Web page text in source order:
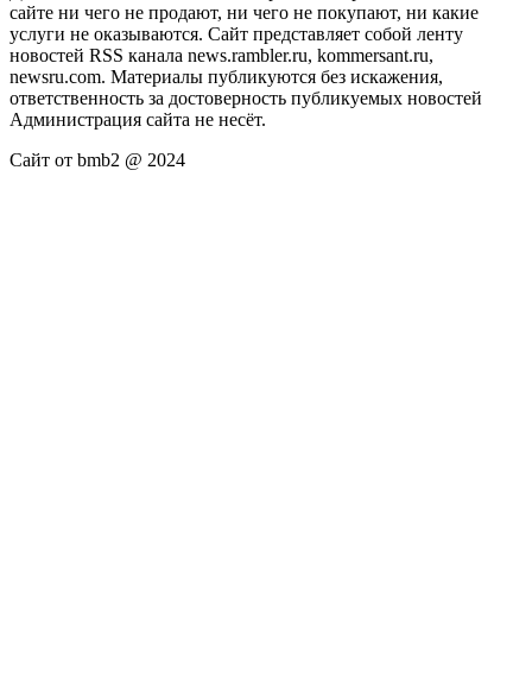
сайте ни чего не продают, ни чего не покупают, ни какие
услуги не оказываются. Сайт представляет собой ленту
новостей RSS канала news.rambler.ru, kommersant.ru,
newsru.com. Материалы публикуются без искажения,
ответственность за достоверность публикуемых новостей
Администрация сайта не несёт.
Сайт от bmb2 @ 2024